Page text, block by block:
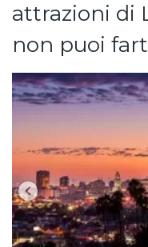
attrazioni di
non puoi